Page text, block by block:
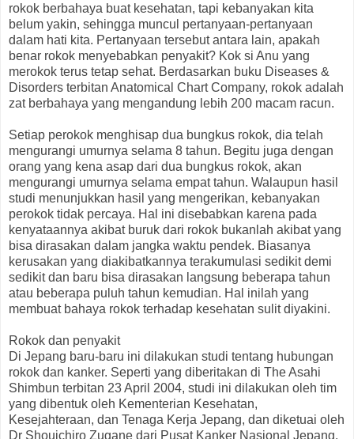
rokok berbahaya buat kesehatan, tapi kebanyakan kita
belum yakin, sehingga muncul pertanyaan-pertanyaan
dalam hati kita. Pertanyaan tersebut antara lain, apakah
benar rokok menyebabkan penyakit? Kok si Anu yang
merokok terus tetap sehat. Berdasarkan buku Diseases &
Disorders terbitan Anatomical Chart Company, rokok adalah
zat berbahaya yang mengandung lebih 200 macam racun.
Setiap perokok menghisap dua bungkus rokok, dia telah
mengurangi umurnya selama 8 tahun. Begitu juga dengan
orang yang kena asap dari dua bungkus rokok, akan
mengurangi umurnya selama empat tahun. Walaupun hasil
studi menunjukkan hasil yang mengerikan, kebanyakan
perokok tidak percaya. Hal ini disebabkan karena pada
kenyataannya akibat buruk dari rokok bukanlah akibat yang
bisa dirasakan dalam jangka waktu pendek. Biasanya
kerusakan yang diakibatkannya terakumulasi sedikit demi
sedikit dan baru bisa dirasakan langsung beberapa tahun
atau beberapa puluh tahun kemudian. Hal inilah yang
membuat bahaya rokok terhadap kesehatan sulit diyakini.
Rokok dan penyakit
Di Jepang baru-baru ini dilakukan studi tentang hubungan
rokok dan kanker. Seperti yang diberitakan di The Asahi
Shimbun terbitan 23 April 2004, studi ini dilakukan oleh tim
yang dibentuk oleh Kementerian Kesehatan,
Kesejahteraan, dan Tenaga Kerja Jepang, dan diketuai oleh
Dr Shouichiro Zugane dari Pusat Kanker Nasional Jepang.